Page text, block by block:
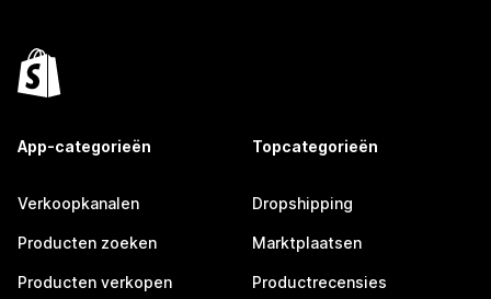
App-categorieën
Verkoopkanalen
Producten zoeken
Producten verkopen
Topcategorieën
Dropshipping
Marktplaatsen
Productrecensies